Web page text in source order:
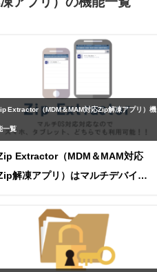
Extractor（MDM＆MAM対応Zip解凍アプリ）機
一覧
Extractor（MDM＆MAM対応
解凍アプリ）はマルチデバイス